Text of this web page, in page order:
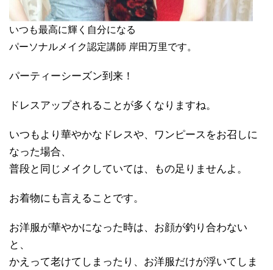
いつも最高に輝く自分になる
パーソナルメイク認定講師 岸田万里です。
パーティーシーズン到来！
ドレスアップされることが多くなりますね。
いつもより華やかなドレスや、ワンピースをお召しに
なった場合、
普段と同じメイクしていては、もの足りませんよ。
お着物にも言えることです。
お洋服が華やかになった時は、お顔が釣り合わない
と、
かえって老けてしまったり、お洋服だけが浮いてしま